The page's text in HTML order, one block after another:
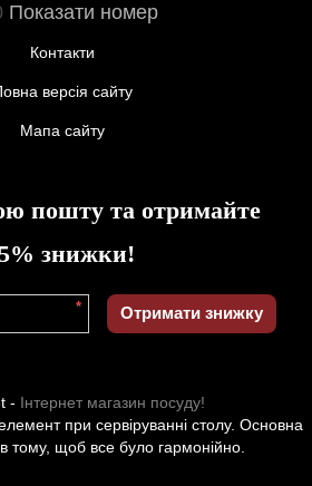
Показати номер
Контакти
версія сайту
Мапа сайту
пошту та отримайте
знижки!
* Отримати знижку
- Інтернет магазин посуду!
при сервіруванні столу. Основна
тому, щоб все було гармонійно.